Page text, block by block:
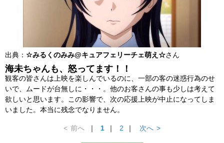
出典： ☆みるくのみみ@キュアフェリーチェ萌え☆さん
海未ちゃんも、怒ってます！！
観客の皆さんは上映を楽しんでいるのに、一部の客の迷惑行為のせ
いで、ムードが台無しに・・・。他のお客さんの事も少しは考えて
欲しいと思います。この影響で、次の応援上映が中止になってしま
いました。本当に残念でなりません。
< 前へ ｜ 1 ｜ 2 ｜ 次へ >